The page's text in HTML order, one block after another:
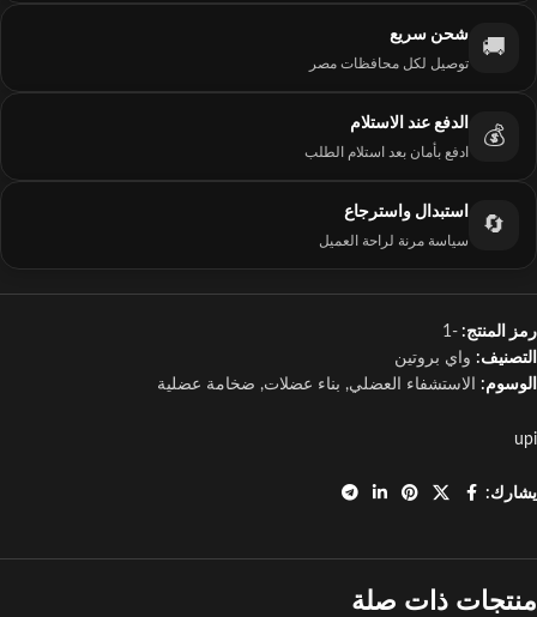
🚚
شحن سريع
توصيل لكل محافظات مصر
💰
الدفع عند الاستلام
ادفع بأمان بعد استلام الطلب
🔄
استبدال واسترجاع
سياسة مرنة لراحة العميل
رمز المنتج: -1
التصنيف: واي بروتين
الوسوم:
الاستشفاء العضلي, بناء عضلات, ضخامة عضلية
upi
يشارك:
منتجات ذات صلة